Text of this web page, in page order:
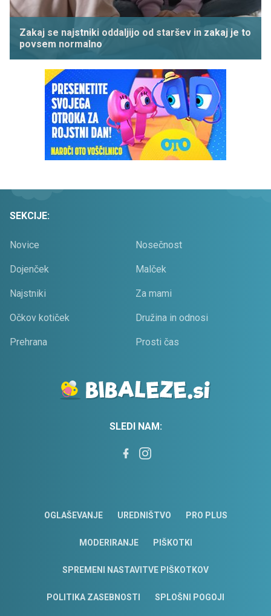
Zakaj se najstniki oddaljijo od staršev in zakaj je to
povsem normalno
SEKCIJE:
Novice Nosečnost
Dojenček Malček
Najstniki Za mami
Očkov kotiček Družina in odnosi
Prehrana Prosti čas
SLEDI NAM:
OGLAŠEVANJE UREDNIŠTVO PRO PLUS
MODERIRANJE PIŠKOTKI
SPREMENI NASTAVITVE PIŠKOTKOV
POLITIKA ZASEBNOSTI SPLOŠNI POGOJI